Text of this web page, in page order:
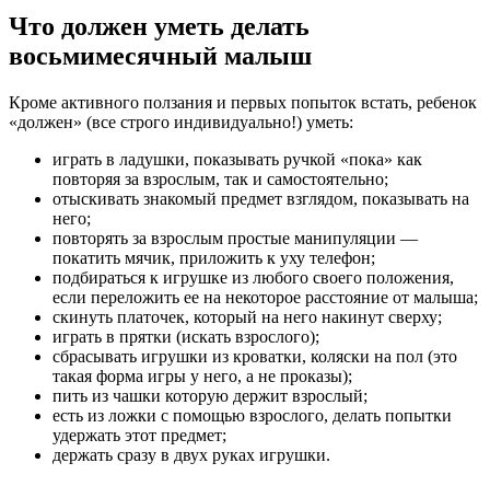
Что должен уметь делать
восьмимесячный малыш
Кроме активного ползания и первых попыток встать, ребенок
«должен» (все строго индивидуально!) уметь:
играть в ладушки, показывать ручкой «пока» как
повторяя за взрослым, так и самостоятельно;
отыскивать знакомый предмет взглядом, показывать на
него;
повторять за взрослым простые манипуляции —
покатить мячик, приложить к уху телефон;
подбираться к игрушке из любого своего положения,
если переложить ее на некоторое расстояние от малыша;
скинуть платочек, который на него накинут сверху;
играть в прятки (искать взрослого);
сбрасывать игрушки из кроватки, коляски на пол (это
такая форма игры у него, а не проказы);
пить из чашки которую держит взрослый;
есть из ложки с помощью взрослого, делать попытки
удержать этот предмет;
держать сразу в двух руках игрушки.